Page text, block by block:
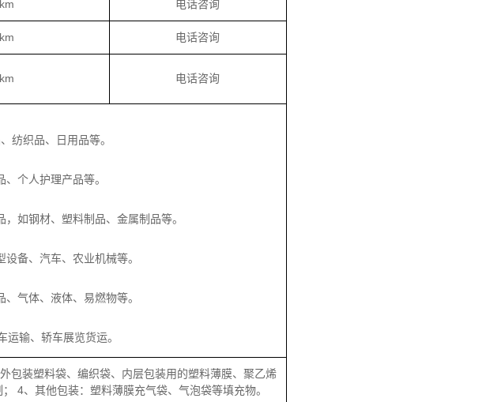
电话咨询
电话咨询
电话咨询
纺织品、日用品等。
个人护理产品等。
如钢材、塑料制品、金属制品等。
备、汽车、农业机械等。
气体、液体、易燃物等。
输、轿车展览货运。
包装塑料袋、编织袋、内层包装用的塑料薄膜、聚乙烯
4、其他包装：塑料薄膜充气袋、气泡袋等填充物。